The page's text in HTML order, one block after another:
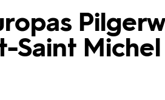
Saint Michel